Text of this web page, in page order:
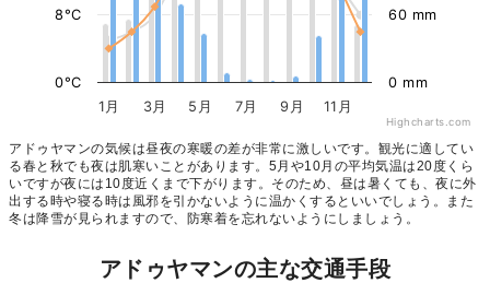
1月 3月 5月 7月 9月 11月
0°C
8°C
0 mm
60 mm
Highcharts.com
アドゥヤマンの気候は昼夜の寒暖の差が非常に激しいです。観光に適してい
る春と秋でも夜は肌寒いことがあります。5月や10月の平均気温は20度くら
いですが夜には10度近くまで下がります。そのため、昼は暑くても、夜に外
出する時や寝る時は風邪を引かないように温かくするといいでしょう。また
冬は降雪が見られますので、防寒着を忘れないようにしましょう。
アドゥヤマンの主な交通手段